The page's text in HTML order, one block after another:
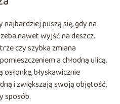
puszą się, gdy na
nawet wyjść na deszcz.
czy szybka zmiana
a chłodną ulicą.
błyskawicznie
i zwiększają swoją objętość,
sposób.